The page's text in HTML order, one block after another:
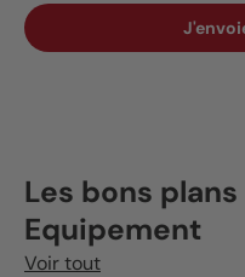
Les bons
Equipement
Voir tout